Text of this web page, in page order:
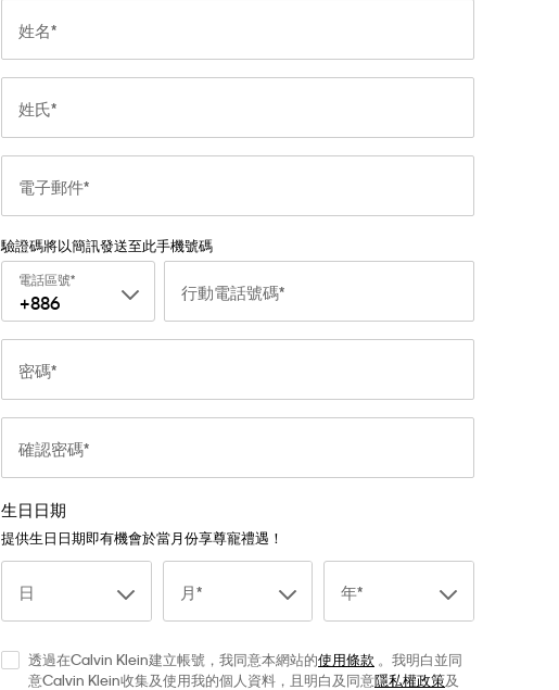
姓名
姓氏
電子郵件
驗證碼將以簡訊發送至此手機號碼
電話區號
+886 行動電話號碼
密碼
確認密碼
生日日期
提供生日日期即有機會於當月份享尊寵禮遇！
日 月 年
透過在Calvin Klein建立帳號，我同意本網站的使用條款 。我明白並同
意Calvin Klein收集及使用我的個人資料，且明白及同意隱私權政策及